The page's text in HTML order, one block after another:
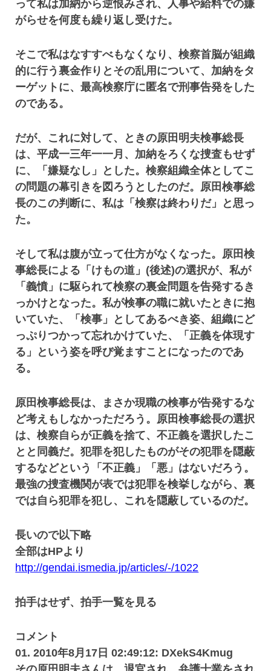
って私は加納から逆恨みされ、人事や給料での嫌
がらせを何度も繰り返し受けた。
そこで私はなすすべもなくなり、検察首脳が組織
的に行う裏金作りとその乱用について、加納をタ
ーゲットに、最高検察庁に匿名で刑事告発をした
のである。
だが、これに対して、ときの原田明夫検事総長
は、平成一三年一一月、加納をろくな捜査もせず
に、「嫌疑なし」とした。検察組織全体としてこ
の問題の幕引きを図ろうとしたのだ。原田検事総
長のこの判断に、私は「検察は終わりだ」と思っ
た。
そして私は腹が立って仕方がなくなった。原田検
事総長による「けもの道」(後述)の選択が、私が
「義憤」に駆られて検察の裏金問題を告発するき
っかけとなった。私が検事の職に就いたときに抱
いていた、「検事」としてあるべき姿、組織にど
っぷりつかって忘れかけていた、「正義を体現す
る」という姿を呼び覚ますことになったのであ
る。
原田検事総長は、まさか現職の検事が告発するな
ど考えもしなかっただろう。原田検事総長の選択
は、検察自らが正義を捨て、不正義を選択したこ
とと同義だ。犯罪を犯したものがその犯罪を隠蔽
するなどという「不正義」「悪」はないだろう。
最強の捜査機関が表では犯罪を検挙しながら、裏
では自ら犯罪を犯し、これを隠蔽しているのだ。
長いので以下略
全部はHPより
http://gendai.ismedia.jp/articles/-/1022
拍手はせず、拍手一覧を見る
コメント
01. 2010年8月17日 02:49:12: DXekS4Kmug